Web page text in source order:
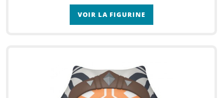
VOIR LA FIGURINE